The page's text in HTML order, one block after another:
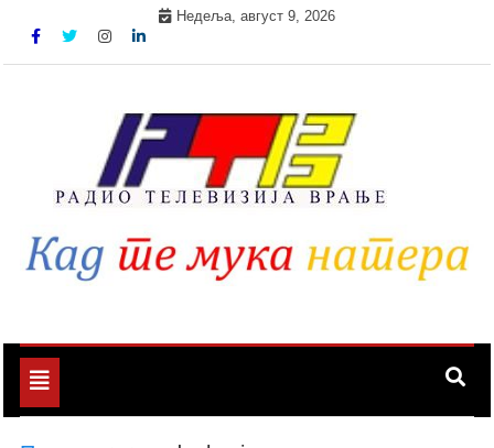
Недеља, август 9, 2026
Toggle
navigation